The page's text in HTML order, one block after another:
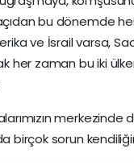
bu dönemde
ve İsrail varsa,
her zaman bu iki
merkezinde
birçok sorun